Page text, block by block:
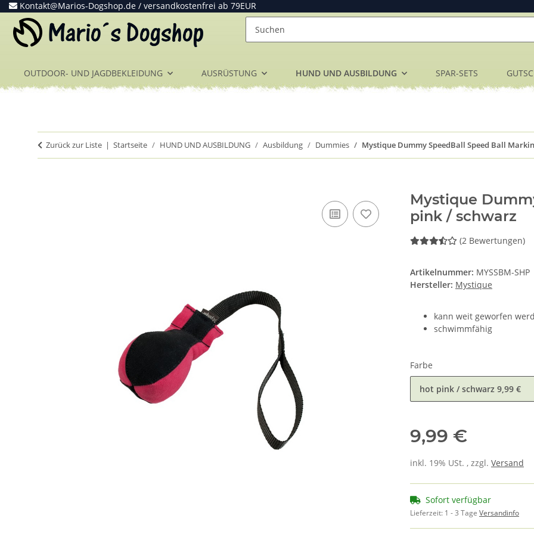
Kontakt@Marios-Dogshop.de / versandkostenfrei ab 79EUR
OUTDOOR- UND JAGDBEKLEIDUNG AUSRÜSTUNG HUND UND AUSBILDUNG SPAR-SETS
Zurück zur Liste Startseite HUND UND AUSBILDUNG Ausbildung Dummies Mystique Dummy SpeedBall Speed Ball
Mystique
pink / schwarz
(2 Bewertungen)
Artikelnummer: MYSSBM-SHP
Hersteller: Mystique
kann weit geworfen
schwimmfähig
Farbe
hot pink / schwarz 9,99 €
9,99 €
inkl. 19% USt. , zzgl. Versand
Sofort verfügbar
Lieferzeit: 1 - 3 Tage Versandinfo